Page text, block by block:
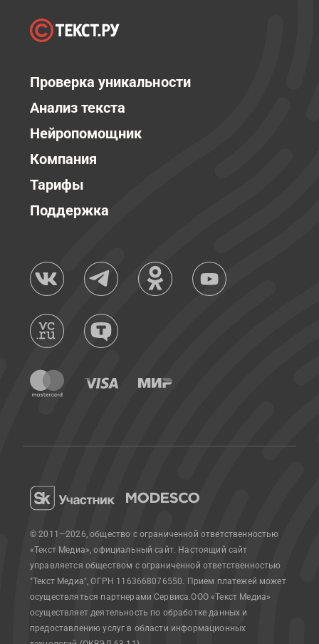
Проверка уникальности
Анализ текста
Нейропомощник
Компания
Тарифы
Поддержка
© 2011—2026, общество с ограниченной ответственностью
«Текст Медиа», официальный сайт. Настоящий сайт
управляется обществом с ограниченной ответственностью
"Текст Медиа", ОГРН 1163668076550. Прием платежей может
осуществляться партнерами Сервиса.ООО «Текст Медиа»
осуществляет деятельность по обработке данных и
предоставлению услуг в области информационных